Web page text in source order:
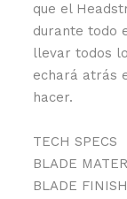
que el
durante todo
llevar todos
echará atrás
hacer.
TECH SPECS
BLADE
BLADE